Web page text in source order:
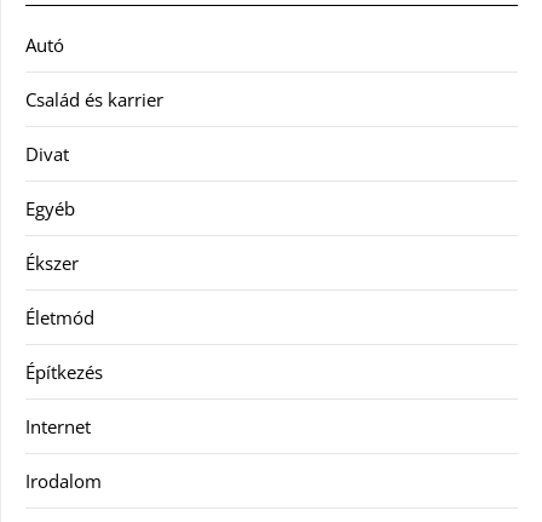
Autó
Család és karrier
Divat
Egyéb
Ékszer
Életmód
Építkezés
Internet
Irodalom